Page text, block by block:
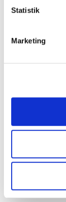
Statistik
Marketing